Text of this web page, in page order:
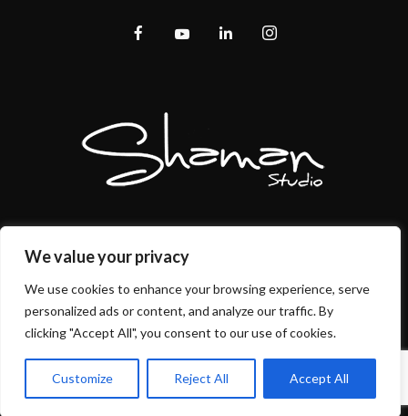
We value your privacy
We use cookies to enhance your browsing experience, serve
personalized ads or content, and analyze our traffic. By
clicking "Accept All", you consent to our use of cookies.
Customize Reject All Accept All